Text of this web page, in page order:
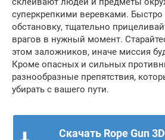
суперкрепкими веревками. Быстро
обстановку, тщательно
врагов в нужный момент.
этом заложников, иначе миссия
Кроме опасных и сильных
разнообразные препятствия,
убирать с вашего пути.
Скачать Rope Gun 3D